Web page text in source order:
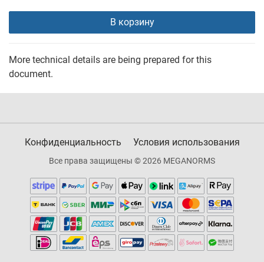
В корзину
More technical details are being prepared for this
document.
Конфиденциальность Условия использования
Все права защищены © 2026 MEGANORMS